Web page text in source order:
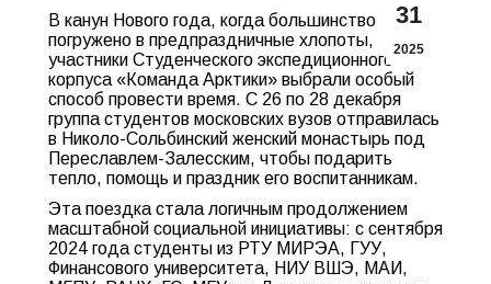
31
2025
В канун Нового года, когда большинство
погружено в предпраздничные хлопоты,
участники Студенческого экспедиционного
корпуса «Команда Арктики» выбрали особый
способ провести время. С 26 по 28 декабря
группа студентов московских вузов отправилась
в Николо-Сольбинский женский монастырь под
Переславлем-Залесским, чтобы подарить
тепло, помощь и праздник его воспитанникам.
Эта поездка стала логичным продолжением
масштабной социальной инициативы: с сентября
2024 года студенты из РТУ МИРЭА, ГУУ,
Финансового университета, НИУ ВШЭ, МАИ,